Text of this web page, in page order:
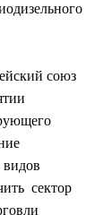
союз
видов
сектор